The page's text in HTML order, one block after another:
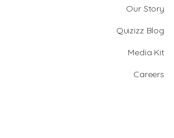
Our Story
Quizizz Blog
Media Kit
Careers